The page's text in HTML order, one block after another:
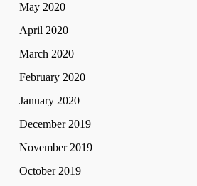
May 2020
April 2020
March 2020
February 2020
January 2020
December 2019
November 2019
October 2019